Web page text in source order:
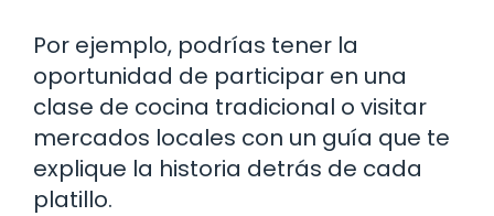
Por ejemplo, podrías tener la
oportunidad de participar en una
clase de cocina tradicional o visitar
mercados locales con un guía que te
explique la historia detrás de cada
platillo.